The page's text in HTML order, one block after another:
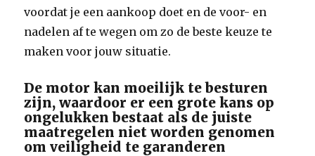
voordat je een aankoop doet en de voor- en
nadelen af te wegen om zo de beste keuze te
maken voor jouw situatie.
De motor kan moeilijk te besturen
zijn, waardoor er een grote kans op
ongelukken bestaat als de juiste
maatregelen niet worden genomen
om veiligheid te garanderen